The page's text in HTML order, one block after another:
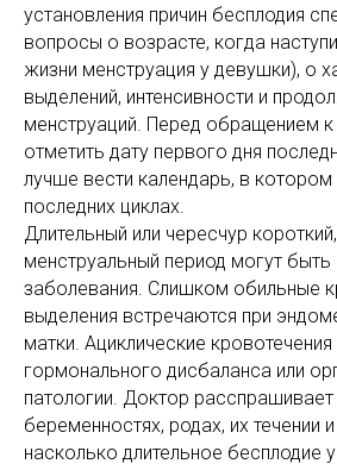
установления причин бесплодия
вопросы о возрасте, когда
жизни менструация у девушки), о
выделений, интенсивности и
менструаций. Перед обращением к
отметить дату первого дня
лучше вести календарь, в котором
последних циклах.
Длительный или чересчур
менструальный период могут быть
заболевания. Слишком обильные
выделения встречаются при
матки. Ациклические
гормонального дисбаланса или
патологии. Доктор
беременностях, родах, их течении
насколько длительное бесплодие